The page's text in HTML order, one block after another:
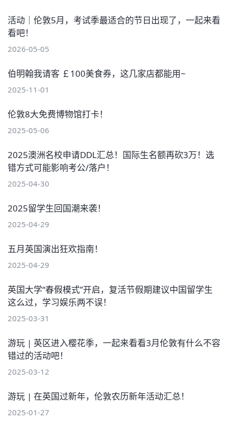
活动｜伦敦5月，考试季最适合的节日出现了，一起来看
看吧！
2026-05-05
伯明翰我请客 ￡100美食券，这几家店都能用~
2025-11-01
伦敦8大免费博物馆打卡！
2025-05-06
2025澳洲名校申请DDL汇总！国际生名额再砍3万！选
错方式可能影响考公/落户！
2025-04-30
2025留学生回国潮来袭！
2025-04-29
五月英国演出狂欢指南！
2025-04-29
英国大学“春假模式”开启，复活节假期建议中国留学生
这么过，学习娱乐两不误！
2025-03-31
游玩 | 英区进入樱花季，一起来看看3月伦敦有什么不容
错过的活动吧！
2025-03-12
游玩 | 在英国过新年，伦敦农历新年活动汇总！
2025-01-27